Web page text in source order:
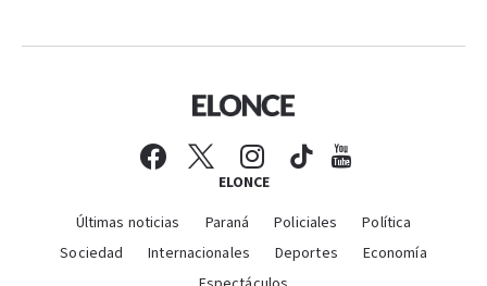
ELONCE
Últimas noticias Paraná Policiales
Política
Sociedad
Internacionales Deportes
Economía